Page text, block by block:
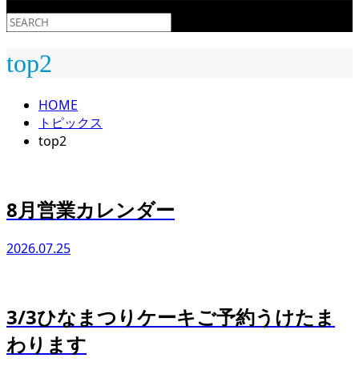
top2
HOME
トピックス
top2
8月営業カレンダー
2026.07.25
3/3ひなまつりケーキご予約うけたま
わります